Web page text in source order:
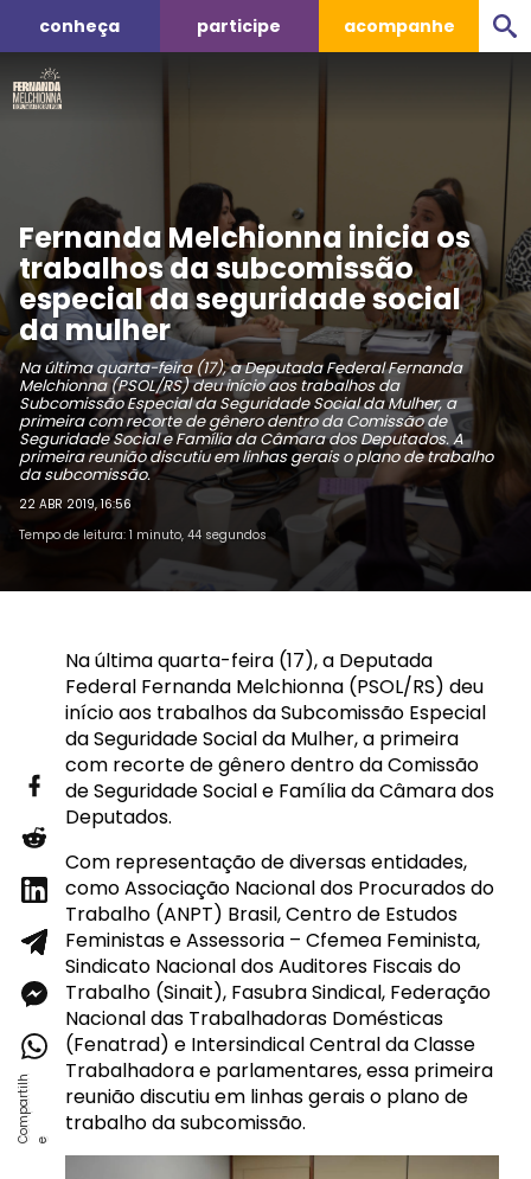
conheça participe acompanhe
Fernanda Melchionna inicia os
trabalhos da subcomissão
especial da seguridade social
da mulher
Na última quarta-feira (17), a Deputada Federal Fernanda
Melchionna (PSOL/RS) deu início aos trabalhos da
Subcomissão Especial da Seguridade Social da Mulher, a
primeira com recorte de gênero dentro da Comissão de
Seguridade Social e Família da Câmara dos Deputados. A
primeira reunião discutiu em linhas gerais o plano de trabalho
da subcomissão.
22 ABR 2019, 16:56
Tempo de leitura: 1 minuto, 44 segundos
Na última quarta-feira (17), a Deputada
Federal Fernanda Melchionna (PSOL/RS) deu
início aos trabalhos da Subcomissão Especial
da Seguridade Social da Mulher, a primeira
com recorte de gênero dentro da Comissão
de Seguridade Social e Família da Câmara dos
Deputados.
Com representação de diversas entidades,
como Associação Nacional dos Procurados do
Trabalho (ANPT) Brasil, Centro de Estudos
Feministas e Assessoria – Cfemea Feminista,
Sindicato Nacional dos Auditores Fiscais do
Trabalho (Sinait), Fasubra Sindical, Federação
Nacional das Trabalhadoras Domésticas
(Fenatrad) e Intersindical Central da Classe
Trabalhadora e parlamentares, essa primeira
reunião discutiu em linhas gerais o plano de
trabalho da subcomissão.